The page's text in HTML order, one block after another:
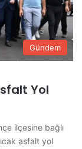
Gündem
Yol
ilçesine bağlı
asfalt yol